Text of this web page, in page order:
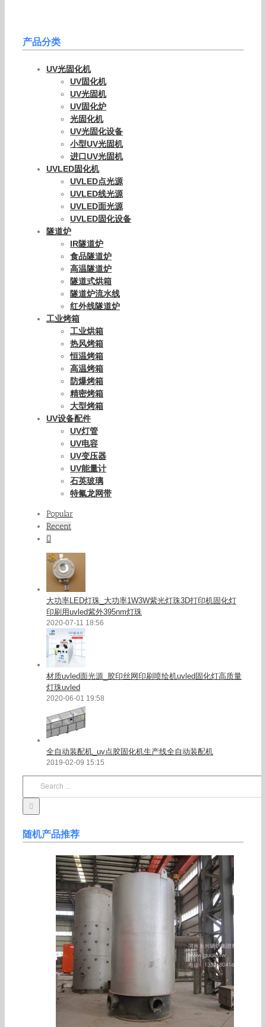
产品分类
UV光固化机
UV固化机
UV光固机
UV固化炉
光固化机
UV光固化设备
小型UV光固机
进口UV光固机
UVLED固化机
UVLED点光源
UVLED线光源
UVLED面光源
UVLED固化设备
隧道炉
IR隧道炉
食品隧道炉
高温隧道炉
隧道式烘箱
隧道炉流水线
红外线隧道炉
工业烤箱
工业烘箱
热风烤箱
恒温烤箱
高温烤箱
防爆烤箱
精密烤箱
大型烤箱
UV设备配件
UV灯管
UV电容
UV变压器
UV能量计
石英玻璃
特氟龙网带
Popular
Recent
大功率LED灯珠_大功率1W3W紫光灯珠3D打印机固化灯
印刷用uvled紫外395nm灯珠
2020-07-11 18:56
材质uvled面光源_胶印丝网印刷喷绘机uvled固化灯高质量
灯珠uvled
2020-06-01 19:58
全自动装配机_uv点胶固化机生产线全自动装配机
2019-02-09 15:15
随机产品推荐